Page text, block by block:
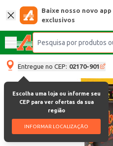
Baixe nosso novo
exclusivos
Entregue no CEP: 02170-901
Escolha uma loja ou informe seu
CEP para ver ofertas da sua
região
INFORMAR LOCALIZAÇÃO